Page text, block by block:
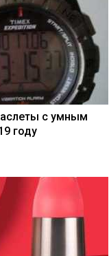
с умным
году